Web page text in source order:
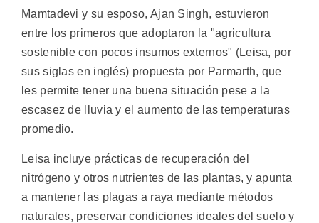
Mamtadevi y su esposo, Ajan Singh, estuvieron
entre los primeros que adoptaron la "agricultura
sostenible con pocos insumos externos" (Leisa, por
sus siglas en inglés) propuesta por Parmarth, que
les permite tener una buena situación pese a la
escasez de lluvia y el aumento de las temperaturas
promedio.
Leisa incluye prácticas de recuperación del
nitrógeno y otros nutrientes de las plantas, y apunta
a mantener las plagas a raya mediante métodos
naturales, preservar condiciones ideales del suelo y